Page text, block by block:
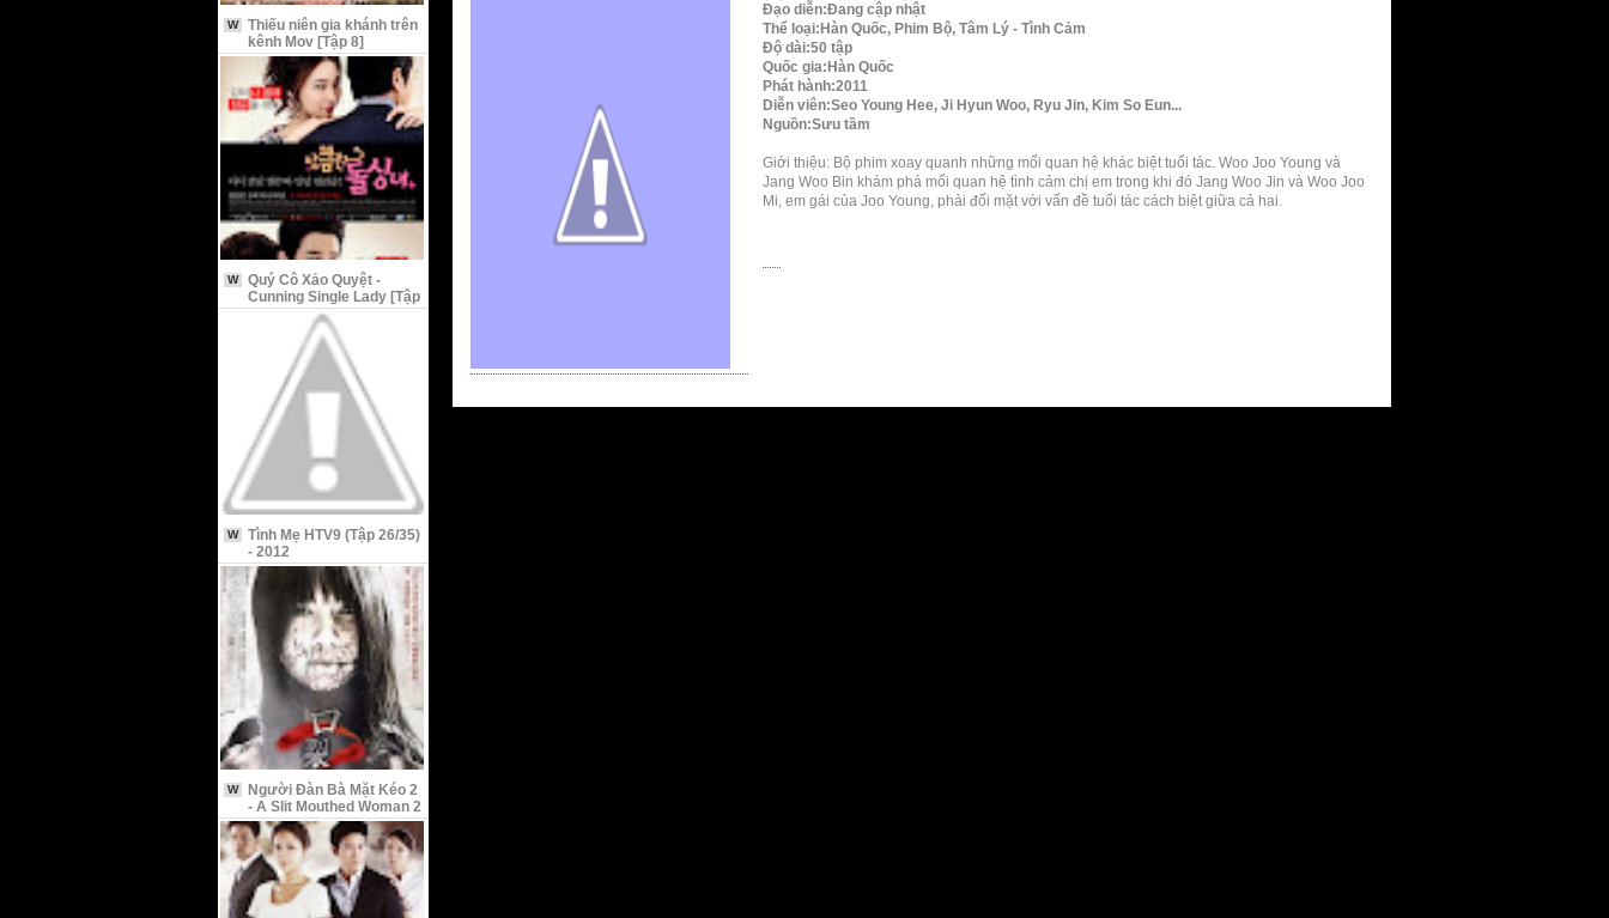
W
Thiếu niên gia khánh trên
kênh Mov [Tập 8]
W
Quý Cô Xảo Quyệt -
Cunning Single Lady [Tập
9 Vietsub]
W
Tình Mẹ HTV9 (Tập 26/35)
- 2012
W
Người Đàn Bà Mặt Kéo 2
- A Slit Mouthed Woman 2
Đạo diễn:Đang cập nhật
Thể loại:Hàn Quốc, Phim Bộ, Tâm Lý - Tình Cảm
Độ dài:50 tập
Quốc gia:Hàn Quốc
Phát hành:2011
Diễn viên:Seo Young Hee, Ji Hyun Woo, Ryu Jin, Kim So Eun...
Nguồn:Sưu tầm
Giới thiệu: Bộ phim xoay quanh những mối quan hệ khác biệt tuổi tác. Woo Joo Young và
Jang Woo Bin khám phá mối quan hệ tình cảm chị em trong khi đó Jang Woo Jin và Woo Joo
Mi, em gái của Joo Young, phải đối mặt với vấn đề tuổi tác cách biệt giữa cả hai.